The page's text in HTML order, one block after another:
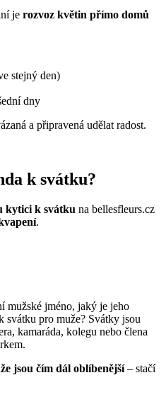
je rozvoz květin přímo domů
stejný den)
dny
a připravená udělat radost.
k svátku?
kytici k svátku na bellesfleurs.cz
.
mužské jméno, jaký je jeho
svátku pro muže? Svátky jsou
kamaráda, kolegu nebo člena
jsou čím dál oblíbenější– stačí